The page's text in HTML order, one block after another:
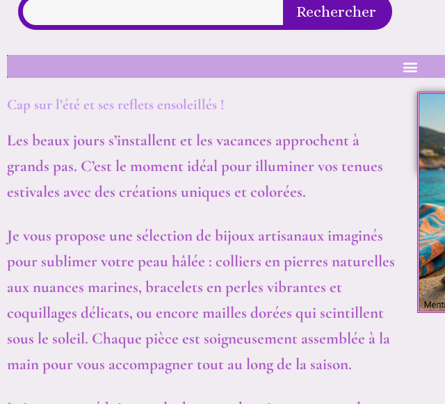
Rechercher
Cap sur l’été et ses reflets ensoleillés !
Les beaux jours s’installent et les vacances approchent à
grands pas. C’est le moment idéal pour illuminer vos tenues
estivales avec des créations uniques et colorées.
Je vous propose une sélection de bijoux artisanaux imaginés
pour sublimer votre peau hâlée : colliers en pierres naturelles
aux nuances marines, bracelets en perles vibrantes et
coquillages délicats, ou encore mailles dorées qui scintillent
sous le soleil. Chaque pièce est soigneusement assemblée à la
main pour vous accompagner tout au long de la saison.